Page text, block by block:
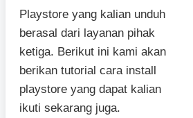
Playstore yang kalian unduh
berasal dari layanan pihak
ketiga. Berikut ini kami akan
berikan tutorial cara install
playstore yang dapat kalian
ikuti sekarang juga.